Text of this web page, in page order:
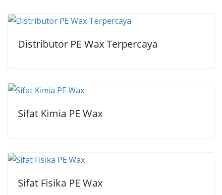
Distributor PE Wax Terpercaya
Sifat Kimia PE Wax
Sifat Fisika PE Wax